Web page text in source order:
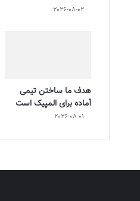
2026-08-02
هدف ما ساختن تیمی
آماده برای المپیک است
2026-08-01